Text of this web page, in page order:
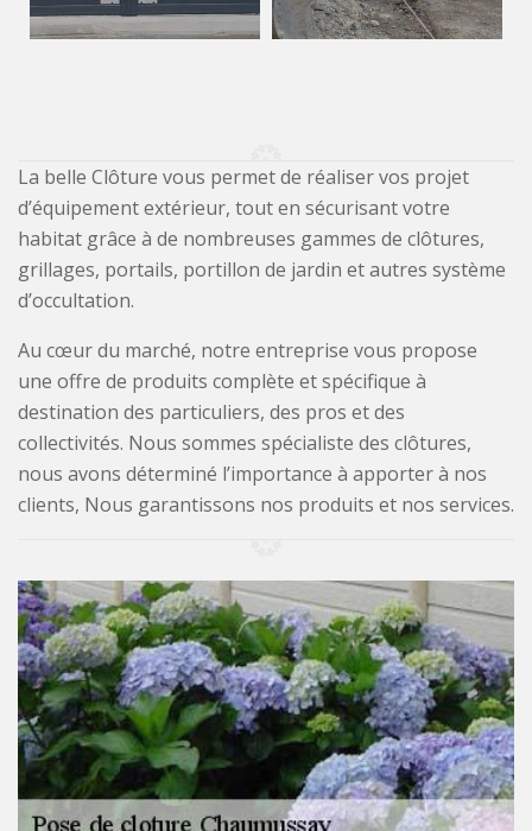
La belle Clôture vous permet de réaliser vos projet
d’équipement extérieur, tout en sécurisant votre
habitat grâce à de nombreuses gammes de clôtures,
grillages, portails, portillon de jardin et autres système
d’occultation.
Au cœur du marché, notre entreprise vous propose
une offre de produits complète et spécifique à
destination des particuliers, des pros et des
collectivités. Nous sommes spécialiste des clôtures,
nous avons déterminé l’importance à apporter à nos
clients, Nous garantissons nos produits et nos services.